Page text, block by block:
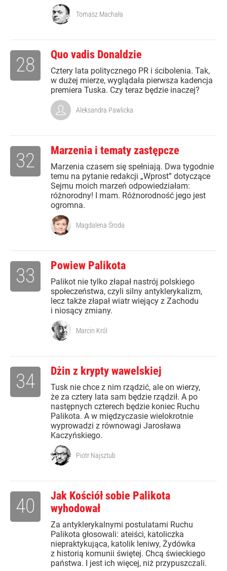
Tomasz Machała
Quo vadis Donaldzie
Cztery lata politycznego PR i ścibolenia. Tak,
w dużej mierze, wyglądała pierwsza kadencja
premiera Tuska. Czy teraz będzie inaczej?
28
Aleksandra Pawlicka
Marzenia i tematy zastępcze
Marzenia czasem się spełniają. Dwa tygodnie
temu na pytanie redakcji „Wprost” dotyczące
Sejmu moich marzeń odpowiedziałam:
różnorodny! I mam. Różnorodność jego jest
ogromna.
32
Magdalena Środa
Powiew Palikota
Palikot nie tylko złapał nastrój polskiego
społeczeństwa, czyli silny antyklerykalizm,
lecz także złapał wiatr wiejący z Zachodu
i niosący zmiany.
33
Marcin Król
Dżin z krypty wawelskiej
Tusk nie chce z nim rządzić, ale on wierzy,
że za cztery lata sam będzie rządził. A po
następnych czterech będzie koniec Ruchu
Palikota. A w międzyczasie wielokrotnie
wyprowadzi z równowagi Jarosława
Kaczyńskiego.
34
Piotr Najsztub
Jak Kościół sobie Palikota
wyhodował
Za antyklerykalnymi postulatami Ruchu
Palikota głosowali: ateiści, katoliczka
niepraktykująca, katolik leniwy, Żydówka
z historią komunii świętej. Chcą świeckiego
państwa. I jest ich więcej, niż przypuszczali.
40